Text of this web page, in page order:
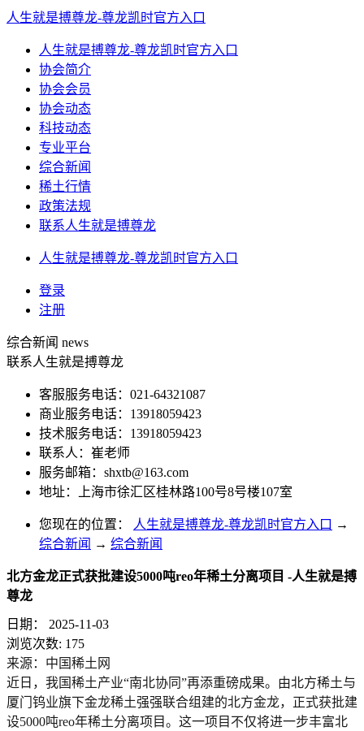
人生就是搏尊龙-尊龙凯时官方入口
人生就是搏尊龙-尊龙凯时官方入口
协会简介
协会会员
协会动态
科技动态
专业平台
综合新闻
稀土行情
政策法规
联系人生就是搏尊龙
人生就是搏尊龙-尊龙凯时官方入口
登录
注册
综合新闻 news
联系人生就是搏尊龙
客服服务电话：021-64321087
商业服务电话：13918059423
技术服务电话：13918059423
联系人：崔老师
服务邮箱： shxtb@163.com
地址：上海市徐汇区桂林路100号8号楼107室
您现在的位置： 人生就是搏尊龙-尊龙凯时官方入口 →
综合新闻 → 综合新闻
北方金龙正式获批建设5000吨reo年稀土分离项目 -人生就是搏
尊龙
日期：
2025-11-03
浏览次数: 175
来源：中国稀土网
近日，我国稀土产业“南北协同”再添重磅成果。由北方稀土与
厦门钨业旗下金龙稀土强强联合组建的北方金龙，正式获批建
设5000吨reo年稀土分离项目。这一项目不仅将进一步丰富北